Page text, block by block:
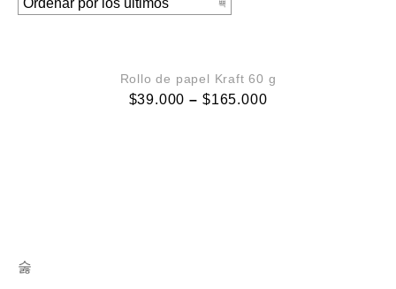
Rollo de papel Kraft 60 g
$39.000 – $165.000